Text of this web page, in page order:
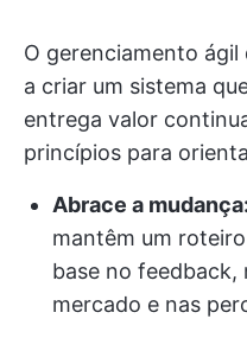
O gerenciamento
a criar um sistema
entrega valor
princípios para
Abrace a mudança:
mantêm um
base no feedback,
mercado e nas